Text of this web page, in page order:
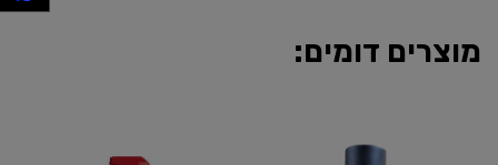
מוצרים דומים: